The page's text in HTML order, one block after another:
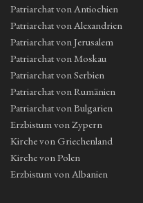
Patriarchat von Antiochien
Patriarchat von Alexandrien
Patriarchat von Jerusalem
Patriarchat von Moskau
Patriarchat von Serbien
Patriarchat von Rumänien
Patriarchat von Bulgarien
Erzbistum von Zypern
Kirche von Griechenland
Kirche von Polen
Erzbistum von Albanien